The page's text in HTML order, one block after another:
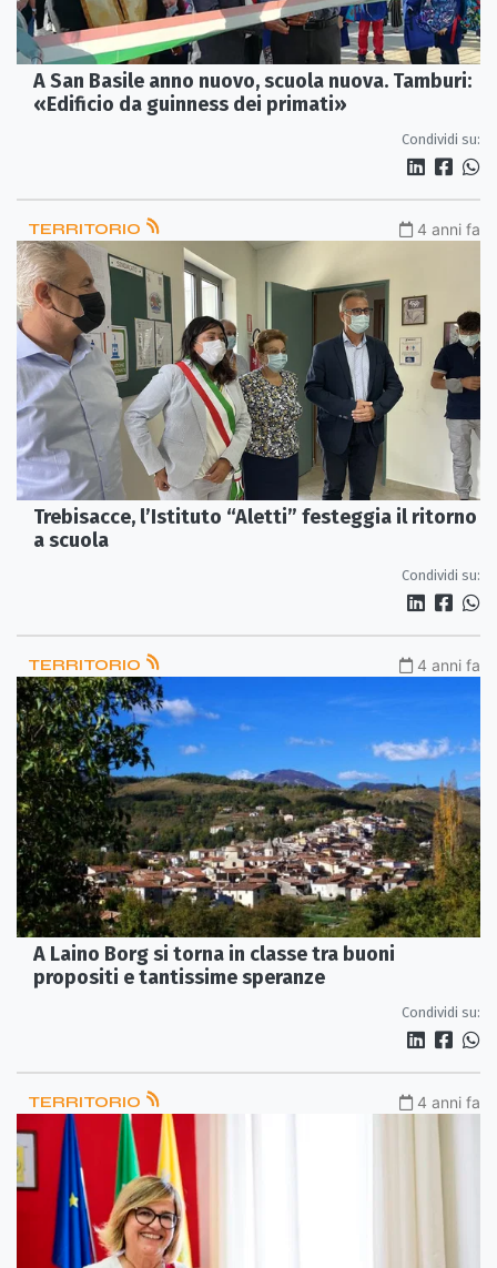
A San Basile anno nuovo, scuola nuova. Tamburi:
«Edificio da guinness dei primati»
Condividi su:
TERRITORIO 4 anni fa
Trebisacce, l’Istituto “Aletti” festeggia il ritorno
a scuola
Condividi su:
TERRITORIO 4 anni fa
A Laino Borg si torna in classe tra buoni
propositi e tantissime speranze
Condividi su:
TERRITORIO 4 anni fa